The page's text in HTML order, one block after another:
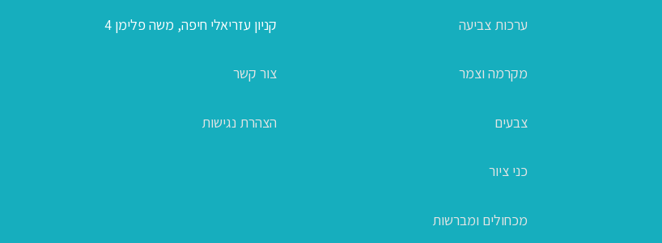
ערכות צביעה
מקרמה וצמר
צבעים
כני ציור
מכחולים ומברשות
קניון עזריאלי חיפה, משה פלימן 4
צור קשר
הצהרת נגישות